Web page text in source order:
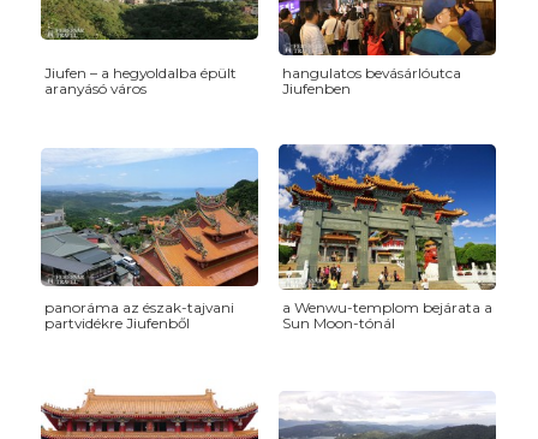
Jiufen – a hegyoldalba épült
aranyásó város
hangulatos bevásárlóutca
Jiufenben
panoráma az észak-tajvani
partvidékre Jiufenből
a Wenwu-templom bejárata a
Sun Moon-tónál